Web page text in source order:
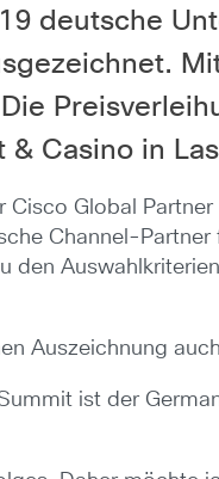
deutsche
Casino in
Global
Channel-
Auszeichnung
ist der